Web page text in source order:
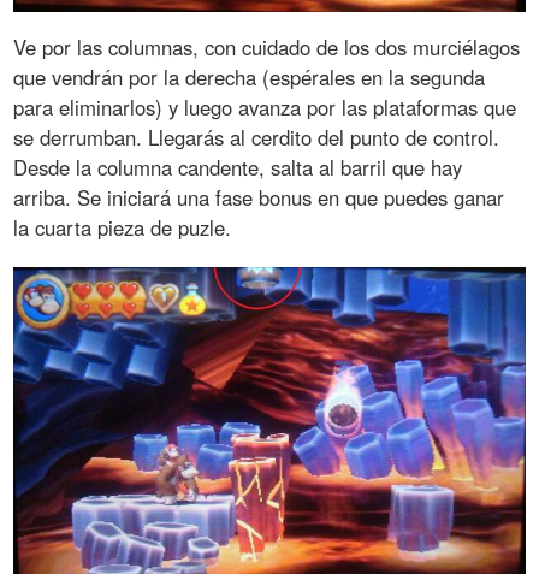
Ve por las columnas, con cuidado de los dos murciélagos
que vendrán por la derecha (espérales en la segunda
para eliminarlos) y luego avanza por las plataformas que
se derrumban. Llegarás al cerdito del punto de control.
Desde la columna candente, salta al barril que hay
arriba. Se iniciará una fase bonus en que puedes ganar
la cuarta pieza de puzle.